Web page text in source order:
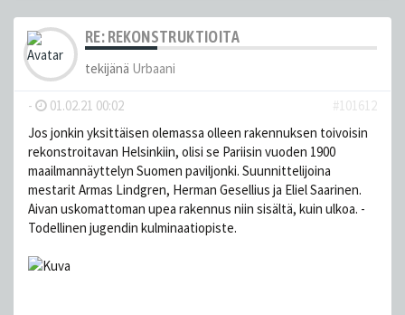
RE: REKONSTRUKTIOITA
tekijänä Urbaani
- 01.02.21 00:02
#101612
Jos jonkin yksittäisen olemassa olleen rakennuksen toivoisin
rekonstroitavan Helsinkiin, olisi se Pariisin vuoden 1900
maailmannäyttelyn Suomen paviljonki. Suunnittelijoina
mestarit Armas Lindgren, Herman Gesellius ja Eliel Saarinen.
Aivan uskomattoman upea rakennus niin sisältä, kuin ulkoa. -
Todellinen jugendin kulminaatiopiste.